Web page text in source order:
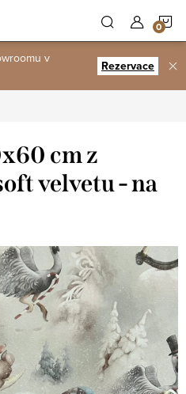
v
Rezervace
cm z
velvetu - na